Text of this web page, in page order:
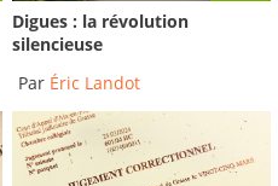
Digues : la révolution
silencieuse
Par Éric Landot